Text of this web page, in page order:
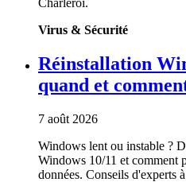
Virus & Sécurité
Réinstallation
quand et
7 août 2026
Windows lent ou instable ?
Windows 10/11 et comment
données. Conseils d'experts